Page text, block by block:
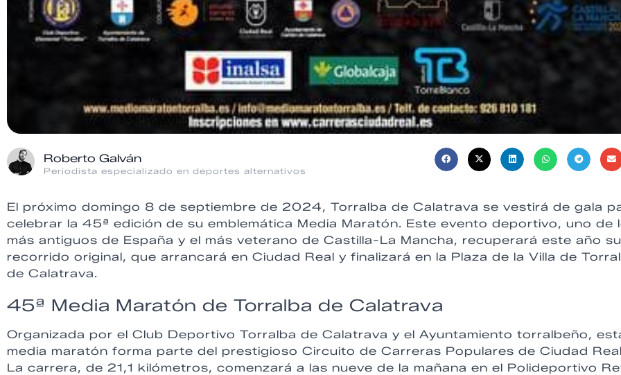
Roberto Galván
Periodista especializado en deportes alternativos
El próximo domingo 8 de septiembre de 2024, Torralba de Calatrava se vestirá de gala
celebrar la 45ª edición de su emblemática Media Maratón. Este evento deportivo, uno de
más antiguos de España y el más veterano de Castilla-La Mancha, recuperará este año su
recorrido original, que arrancará en Ciudad Real y finalizará en la Plaza de la Villa de
de Calatrava.
45ª Media Maratón de Torralba de Calatrava
Organizada por el Club Deportivo Torralba de Calatrava y el Ayuntamiento torralbeño,
media maratón forma parte del prestigioso Circuito de Carreras Populares de Ciudad
La carrera, de 21,1 kilómetros, comenzará a las nueve de la mañana en el Polideportivo